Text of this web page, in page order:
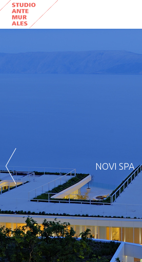
NOVI SPA